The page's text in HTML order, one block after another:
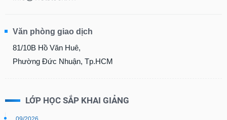
Văn phòng giao dịch
81/10B Hồ Văn Huê,
Phường Đức Nhuận, Tp.HCM
LỚP HỌC SẮP KHAI GIẢNG